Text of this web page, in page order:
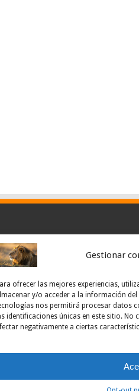
Gestionar
ofrecer las mejores experiencias,
y/o acceder a la información
nos permitirá procesar datos
identificaciones únicas en este sitio.
negativamente a ciertas